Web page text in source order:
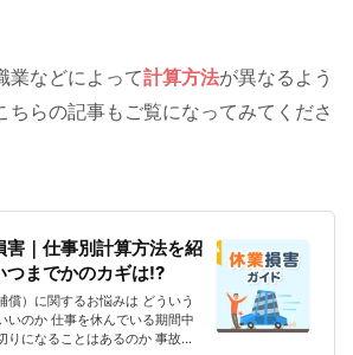
業などによって計算方法が異なるよう
ちらの記事もご覧になってみてくださ
害｜仕事別計算方法を紹
つまでかのカギは!?
関するお悩みは どういう
でいる期間中
なることはあるのか 事故の